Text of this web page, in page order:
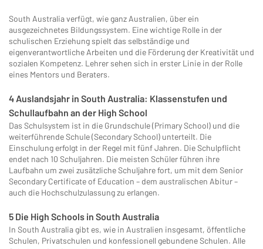
South Australia verfügt, wie ganz Australien, über ein
ausgezeichnetes Bildungssystem. Eine wichtige Rolle in der
schulischen Erziehung spielt das selbständige und
eigenverantwortliche Arbeiten und die Förderung der Kreativität und
sozialen Kompetenz. Lehrer sehen sich in erster Linie in der Rolle
eines Mentors und Beraters.
4 Auslandsjahr in South Australia: Klassenstufen und
Schullaufbahn an der High School
Das Schulsystem ist in die Grundschule (Primary School) und die
weiterführende Schule (Secondary School) unterteilt. Die
Einschulung erfolgt in der Regel mit fünf Jahren. Die Schulpflicht
endet nach 10 Schuljahren. Die meisten Schüler führen ihre
Laufbahn um zwei zusätzliche Schuljahre fort, um mit dem Senior
Secondary Certificate of Education – dem australischen Abitur –
auch die Hochschulzulassung zu erlangen.
5 Die High Schools in South Australia
In South Australia gibt es, wie in Australien insgesamt, öffentliche
Schulen, Privatschulen und konfessionell gebundene Schulen. Alle